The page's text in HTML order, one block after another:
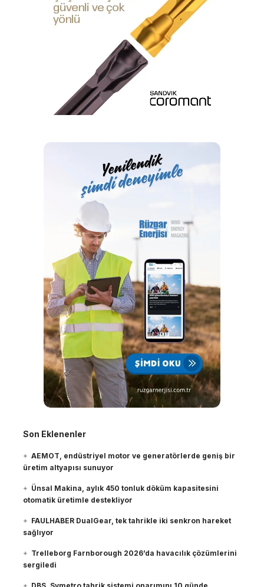
Son Eklenenler
AEMOT, endüstriyel motor ve generatörlerde geniş bir
üretim altyapısı sunuyor
Ünsal Makina, aylık 450 tonluk döküm kapasitesini
otomatik üretimle destekliyor
FAULHABER DualGear, tek tahrikle iki senkron hareket
sağlıyor
Trelleborg Farnborough 2026’da havacılık çözümlerini
sergiledi